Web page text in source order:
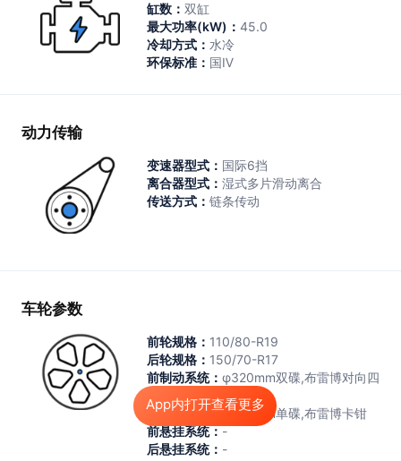
App内打开查看更多
缸数： 双缸
最大功率(kW)： 45.0
冷却方式： 水冷
环保标准： 国Ⅳ
动力传输
变速器型式： 国际6挡
离合器型式： 湿式多片滑动离合
传送方式： 链条传动
车轮参数
前轮规格： 110/80-R19
后轮规格： 150/70-R17
前制动系统： φ320mm双碟,布雷博对向四
活塞放射卡钳
后制动系统：φ260mm单碟,布雷博卡钳
前悬挂系统：-
后悬挂系统： -